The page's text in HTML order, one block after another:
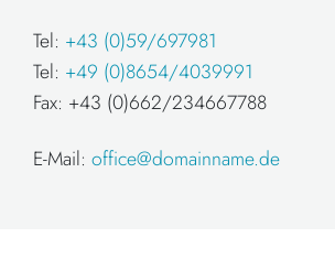
Tel: +43 (0)59/697981
Tel: +49 (0)8654/4039991
Fax: +43 (0)662/234667788
E-Mail: office@domainname.de